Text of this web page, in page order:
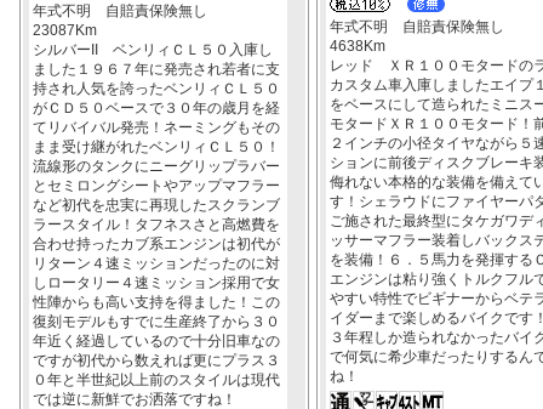
年式不明 自賠責保険無し
23087Km
シルバーII ベンリィＣＬ５０入庫し
ました１９６７年に発売され若者に支
持され人気を誇ったベンリィＣＬ５０
がＣＤ５０ベースで３０年の歳月を経
てリバイバル発売！ネーミングもその
まま受け継がれたベンリィＣＬ５０！
流線形のタンクにニーグリップラバー
とセミロングシートやアップマフラー
など初代を忠実に再現したスクランブ
ラースタイル！タフネスさと高燃費を
合わせ持ったカブ系エンジンは初代が
リターン４速ミッションだったのに対
しロータリー４速ミッション採用で女
性陣からも高い支持を得ました！この
復刻モデルもすでに生産終了から３０
年近く経過しているので十分旧車なの
ですが初代から数えれば更にプラス３
０年と半世紀以上前のスタイルは現代
では逆に新鮮でお洒落ですね！
年式不明 自賠責保険無し
4638Km
レッド ＸＲ１００モタードの
カスタム車入庫しましたエイプ
をベースにして造られたミニス
モタードＸＲ１００モタード！
２インチの小径タイヤながら５
ションに前後ディスクブレーキ
侮れない本格的な装備を備えて
す！シェラウドにファイヤーパ
ご施された最終型にタケガワデ
ッサーマフラー装着しバックス
を装備！６．５馬力を発揮する
エンジンは粘り強くトルクフル
やすい特性でビギナーからベテ
イダーまで楽しめるバイクです
３年程しか造られなかったバイ
で何気に希少車だったりするん
ね！